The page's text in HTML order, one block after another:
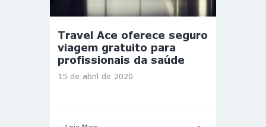
ST SUMMIT
GESTORAS
HOMEST
HOME
Travel Ace oferece seguro
viagem gratuito para
profissionais da saúde
15 de abril de 2020